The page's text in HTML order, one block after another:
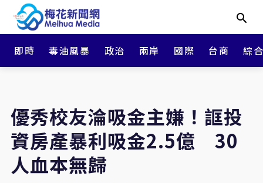
即時 毒油風暴 政治 兩岸 國際 台商 綜
優秀校友淪吸金主嫌！誆投
資房產暴利吸金2.5億 30
人血本無歸